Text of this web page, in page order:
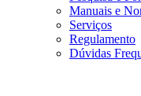
Manuais e
Serviços
Regulamento
Dúvidas